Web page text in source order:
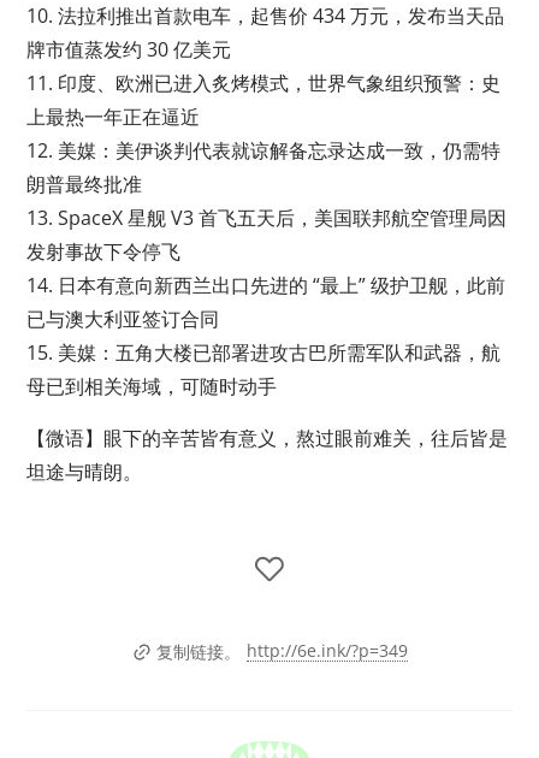
10. 法拉利推出首款电车，起售价 434 万元，发布当天品
牌市值蒸发约 30 亿美元
11. 印度、欧洲已进入炙烤模式，世界气象组织预警：史
上最热一年正在逼近
12. 美媒：美伊谈判代表就谅解备忘录达成一致，仍需特
朗普最终批准
13. SpaceX 星舰 V3 首飞五天后，美国联邦航空管理局因
发射事故下令停飞
14. 日本有意向新西兰出口先进的 “最上” 级护卫舰，此前
已与澳大利亚签订合同
15. 美媒：五角大楼已部署进攻古巴所需军队和武器，航
母已到相关海域，可随时动手
【微语】眼下的辛苦皆有意义，熬过眼前难关，往后皆是
坦途与晴朗。
复制链接。 http://6e.ink/?p=349